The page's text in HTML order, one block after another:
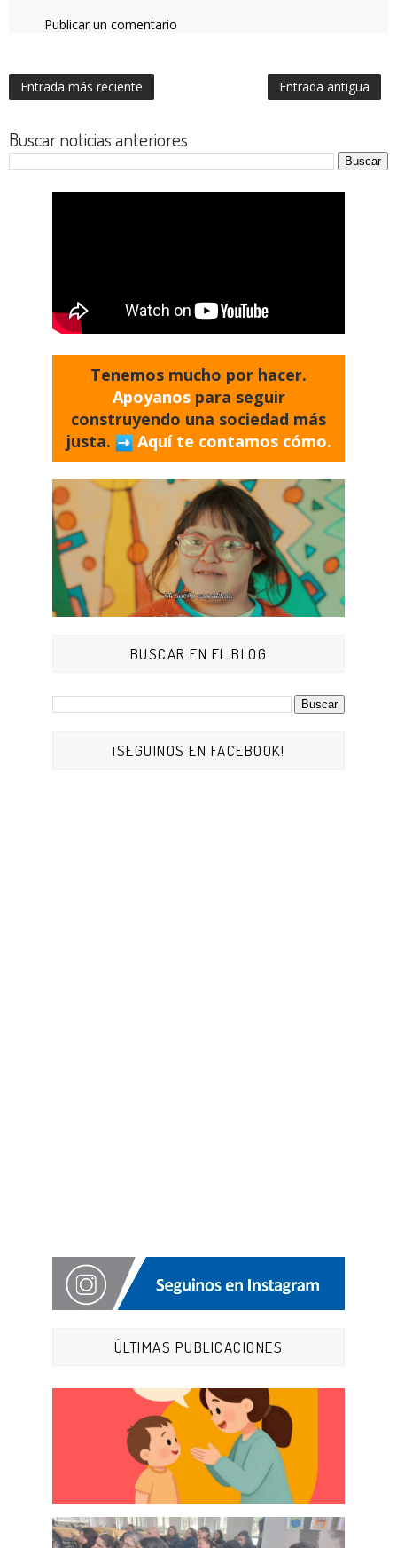
Publicar un comentario
Entrada más reciente Entrada antigua
Buscar noticias anteriores
Tenemos mucho por hacer.
Apoyanos para seguir
construyendo una sociedad más
justa.
Aquí te contamos cómo.
BUSCAR EN EL BLOG
¡SEGUINOS EN FACEBOOK!
ÚLTIMAS PUBLICACIONES